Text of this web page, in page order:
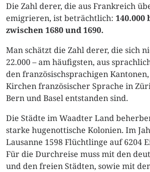
Die Zahl derer, die aus Frankreich
emigrieren, ist beträchtlich: 140.000
zwischen 1680 und 1690.
Man schätzt die Zahl derer, die sich
22.000 – am häufigsten, aus
den französischsprachigen
Kirchen französischer Sprache in
Bern und Basel entstanden sind.
Die Städte im Waadter Land
starke hugenottische Kolonien. Im
Lausanne 1598 Flüchtlinge auf 6204
Für die Durchreise muss mit den
und den freien Städten, sowie mit